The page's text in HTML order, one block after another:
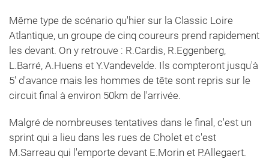
Même type de scénario qu'hier sur la Classic Loire
Atlantique, un groupe de cinq coureurs prend rapidement
les devant. On y retrouve : R.Cardis, R.Eggenberg,
L.Barré, A.Huens et Y.Vandevelde. Ils compteront jusqu'à
5' d'avance mais les hommes de tête sont repris sur le
circuit final à environ 50km de l'arrivée.
Malgré de nombreuses tentatives dans le final, c'est un
sprint qui a lieu dans les rues de Cholet et c'est
M.Sarreau qui l'emporte devant E.Morin et P.Allegaert.